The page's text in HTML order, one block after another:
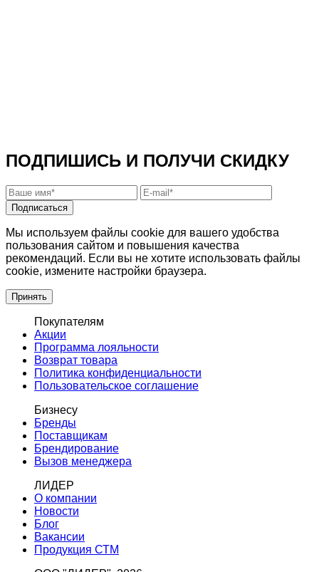
ПОДПИШИСЬ И ПОЛУЧИ СКИДКУ
Подписаться
Мы используем файлы cookie для вашего удобства
пользования сайтом и повышения качества
рекомендаций. Если вы не хотите использовать файлы
cookie, измените настройки браузера.
Принять
Покупателям
Акции
Программа лояльности
Возврат товара
Политика конфиденциальности
Пользовательское соглашение
Бизнесу
Бренды
Поставщикам
Брендирование
Вызов менеджера
ЛИДЕР
О компании
Новости
Блог
Вакансии
Продукция СТМ